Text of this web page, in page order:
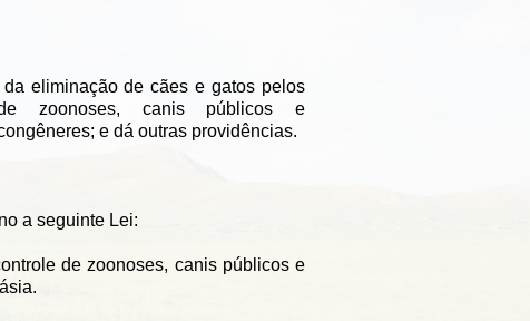
eliminação de cães e gatos pelos
zoonoses, canis públicos e
e dá outras providências.
a seguinte Lei:
de zoonoses, canis públicos e